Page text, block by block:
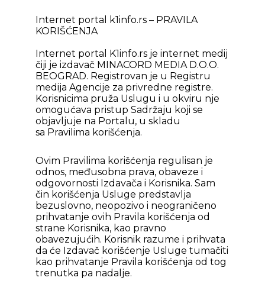
Internet portal k1info.rs – PRAVILA
KORIŠĆENJA
Internet portal K1info.rs je internet medij
čiji je izdavač MINACORD MEDIA D.O.O.
BEOGRAD. Registrovan je u Registru
medija Agencije za privredne registre.
Korisnicima pruža Uslugu i u okviru nje
omogućava pristup Sadržaju koji se
objavljuje na Portalu, u skladu
sa Pravilima korišćenja.
Ovim Pravilima korišćenja regulisan je
odnos, međusobna prava, obaveze i
odgovornosti Izdavača i Korisnika. Sam
čin korišćenja Usluge predstavlja
bezuslovno, neopozivo i neograničeno
prihvatanje ovih Pravila korišćenja od
strane Korisnika, kao pravno
obavezujućih. Korisnik razume i prihvata
da će Izdavač korišćenje Usluge tumačiti
kao prihvatanje Pravila korišćenja od tog
trenutka pa nadalje.